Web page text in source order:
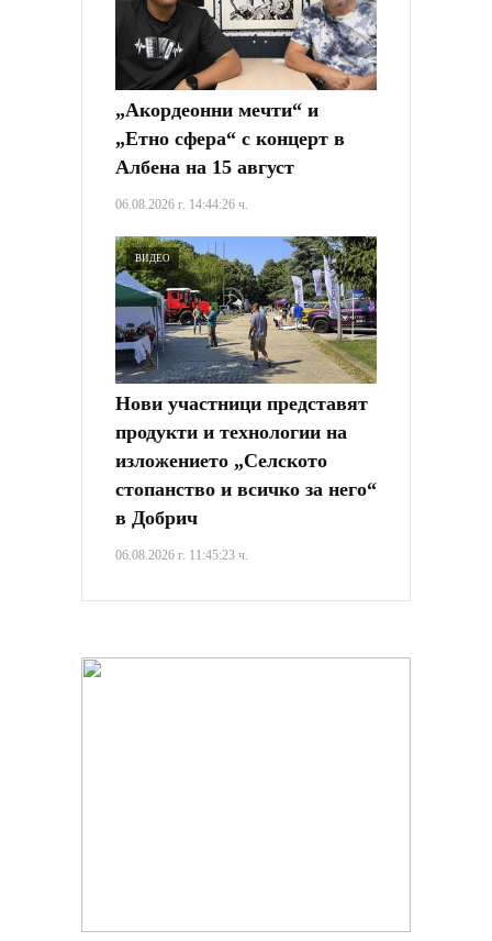
„Акордеонни мечти“ и
„Етно сфера“ с концерт в
Албена на 15 август
06.08.2026 г. 14:44:26 ч.
ВИДЕО
Нови участници представят
продукти и технологии на
изложението „Селското
стопанство и всичко за него“
в Добрич
06.08.2026 г. 11:45:23 ч.